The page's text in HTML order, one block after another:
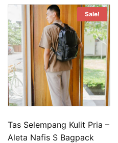
Sale!
Tas Selempang Kulit Pria –
Aleta Nafis S Bagpack